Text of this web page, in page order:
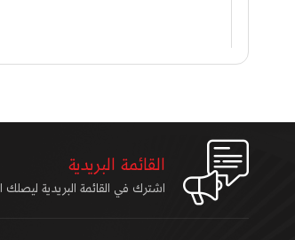
القائمة البريدية
اشترك في القائمة البريدية ليصلك